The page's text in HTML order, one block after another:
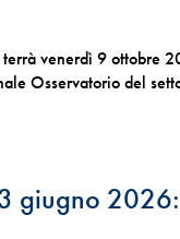
venerdì 9 ottobre
Osservatorio del
giugno